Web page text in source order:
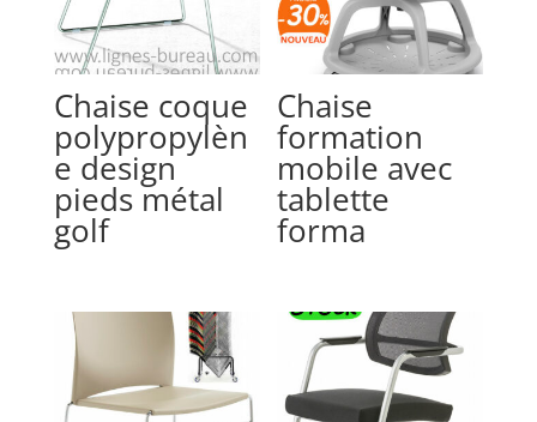
Chaise coque
polypropylèn
e design
pieds métal
golf
Chaise
formation
mobile avec
tablette
forma